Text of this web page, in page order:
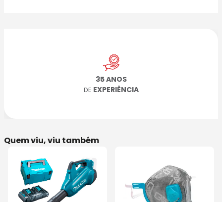
35 ANOS
DE EXPERIÊNCIA
Quem viu, viu também